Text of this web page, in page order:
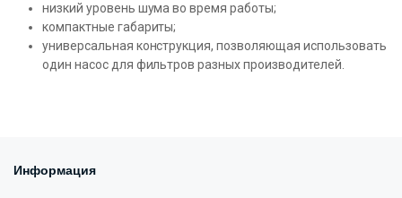
низкий уровень шума во время работы;
компактные габариты;
универсальная конструкция, позволяющая использовать
один насос для фильтров разных производителей.
Информация